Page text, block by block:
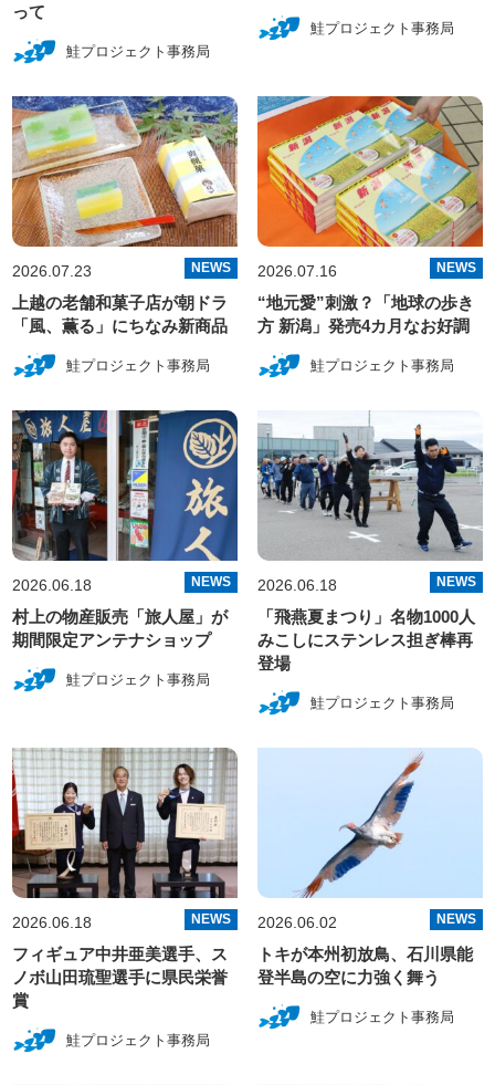
って
鮭プロジェクト事務局
鮭プロジェクト事務局
2026.07.23 NEWS
上越の老舗和菓子店が朝ドラ
「風、薫る」にちなみ新商品
鮭プロジェクト事務局
2026.07.16 NEWS
“地元愛”刺激？「地球の歩き
方 新潟」発売4カ月なお好調
鮭プロジェクト事務局
2026.06.18 NEWS
村上の物産販売「旅人屋」が
期間限定アンテナショップ
鮭プロジェクト事務局
2026.06.18 NEWS
「飛燕夏まつり」名物1000人
みこしにステンレス担ぎ棒再
登場
鮭プロジェクト事務局
2026.06.18 NEWS
フィギュア中井亜美選手、ス
ノボ山田琉聖選手に県民栄誉
賞
鮭プロジェクト事務局
2026.06.02 NEWS
トキが本州初放鳥、石川県能
登半島の空に力強く舞う
鮭プロジェクト事務局